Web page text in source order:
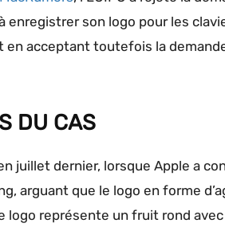
enregistrer son logo pour les
acceptant toutefois la
DU CAS
juillet dernier, lorsque Apple a
arguant que le logo en forme
logo représente un fruit rond